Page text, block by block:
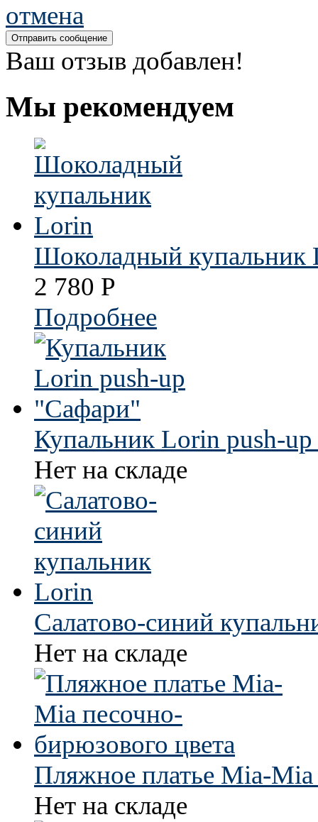
отмена
Ваш отзыв добавлен!
Мы рекомендуем
Шоколадный купальник
2 780 Р
Подробнее
Купальник Lorin push-
Нет на складе
Салатово-синий
Нет на складе
Пляжное платье Mia-
Нет на складе